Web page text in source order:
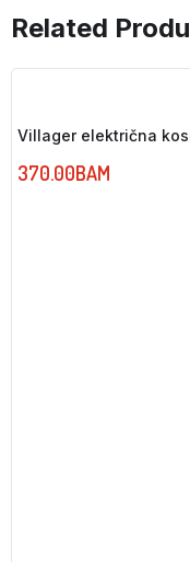
Related
Villager električna
370.00BAM